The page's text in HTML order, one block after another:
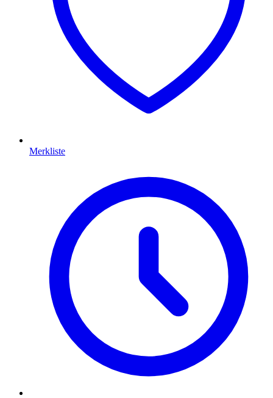
Merkliste